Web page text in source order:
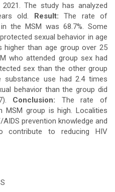
The study has analyzed
old.
Result: The rate of
the MSM was 68.7%. Some
sexual behavior in age
higher than age group over 25
who attended group sex had
sex than the other group
substance use had 2.4 times
behavior than the group did
Conclusion: The rate of
MSM group is high. Localities
prevention knowledge and
contribute to reducing HIV